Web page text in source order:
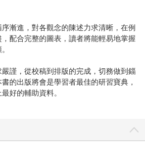
漸進，對各觀念的陳述力求清晰，在例
配合完整的圖表，讀者將能輕易地掌握
謹，從校稿到排版的完成，切務做到錙
的出版將會是學習者最佳的研習寶典，
最好的輔助資料。